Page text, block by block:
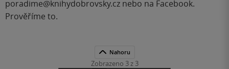
poradime@knihydobrovsky.cz nebo na Facebook.
Prověříme to.
Nahoru
Zobrazeno 3 z 3